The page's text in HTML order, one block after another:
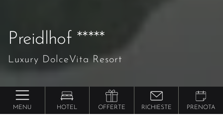
MENU HOTEL OFFERTE RICHIESTE PRENOTA
Preidlhof *****
Luxury DolceVita Resort